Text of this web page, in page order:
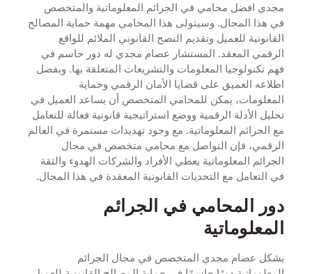
مجدي افضل محامي في الجرائم المعلوماتية والمتخصص
في هذا المجال. وسيتولى هذا المحامي مهمة حماية المصالح
القانونية للعميل وتقديم النصح القانوني الملائم للواقع
الرقمي المعقد. المستشار عصام مجدي له دور حاسم في
فهم تكنولوجيا المعلومات والتشريعات المتعلقة بها. وبفضل
اطلاعه العميق على قضايا الأمان الرقمي وحماية
المعلومات، يمكن للمحامي المتخصص أن يساعد العميل في
تحليل الأدلة الرقمية ووضع استراتيجية قانونية فعالة للتعامل
مع الجرائم المعلوماتية. مع وجود تهديدات مستمرة في العالم
الرقمي، فإن التواصل مع محامي متخصص في مجال
الجرائم المعلوماتية يعطي الأفراد والشركات الهدوء والثقة
في التعامل مع التحديات القانونية المعقدة في هذا المجال.
دور المحامي في الجرائم
المعلوماتية
يشكل عصام مجدي المتخصص في مجال الجرائم